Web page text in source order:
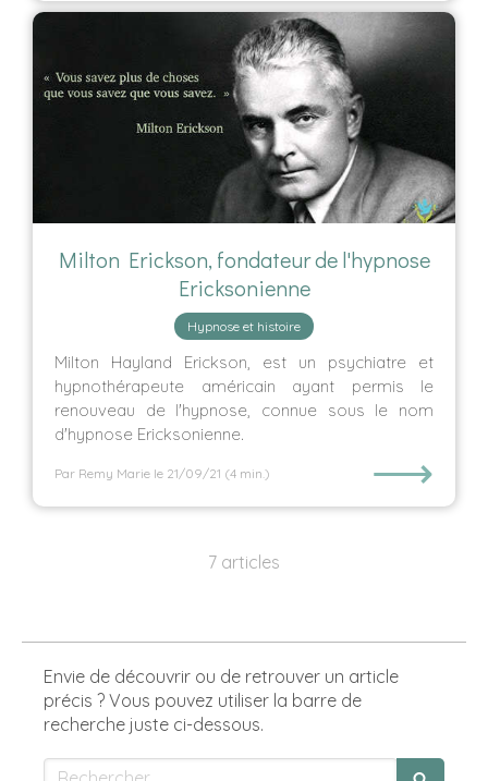
Milton Erickson, fondateur de l'hypnose
Ericksonienne
Hypnose et histoire
Milton Hayland Erickson, est un psychiatre et
hypnothérapeute américain ayant permis le
renouveau de l'hypnose, connue sous le nom
d'hypnose Ericksonienne.
Par Remy Marie le 21/09/21 (4 min.) ⟶
7 articles
Envie de découvrir ou de retrouver un article
précis ? Vous pouvez utiliser la barre de
recherche juste ci-dessous.
Rechercher